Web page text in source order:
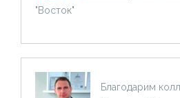
"Восток"
Благодарим